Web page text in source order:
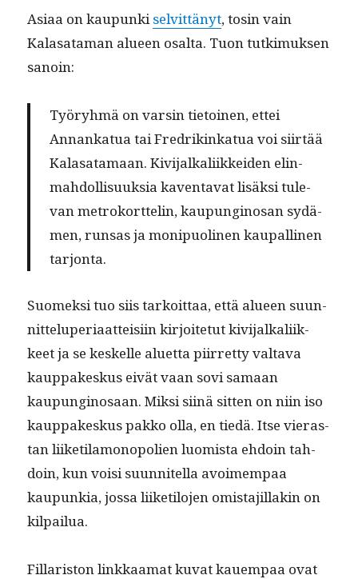
Asi­aa on kaupun­kiselvit­tänyt, tosin vain
Kalasa­ta­man alueen osalta. Tuon tutkimuk­sen
sanoin:
Työryh­mä on varsin tietoinen, ettei
Annankat­ua tai Fredrikinkat­ua voi siirtää
Kalasa­ta­maan. Kivi­jal­ka­li­ikkei­den elin­
mah­dol­lisuuk­sia kaven­ta­vat lisäk­si tule­
van metroko­rt­telin, kaupungi­nosan sydä­
men, run­sas ja monipuo­li­nen kau­palli­nen
tarjonta.
Suomek­si tuo siis tarkoit­taa, että alueen suun­
nit­telu­pe­ri­aat­teisi­in kir­joite­tut kivi­jal­ka­li­ik­
keet ja se keskelle aluet­ta piir­ret­ty val­ta­va
kaup­pakeskus eivät vaan sovi samaan
kaupungi­nosaan. Mik­si siinä sit­ten on niin iso
kaup­pakeskus pakko olla, en tiedä. Itse vieras­
tan liiketil­a­m­o­nop­o­lien luomista ehdoin tah­
doin, kun voisi suun­nitel­la avoimem­paa
kaupunkia, jos­sa liiketilo­jen omis­ta­jil­lakin on
kilpailua.
Fil­lar­is­ton linkkaa­mat kuvat kauem­paa ovat